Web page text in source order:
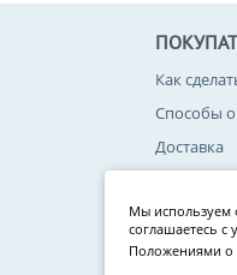
Как
Способы
Доставка
Политика
Мы используем
соглашаетесь
Положениями о